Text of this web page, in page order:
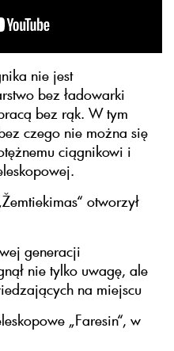
nie jest
bez ładowarki
bez rąk. W tym
czego nie można się
ciągnikowi i
otworzył
generacji
nie tylko uwagę, ale
na miejscu
„Faresin“, w